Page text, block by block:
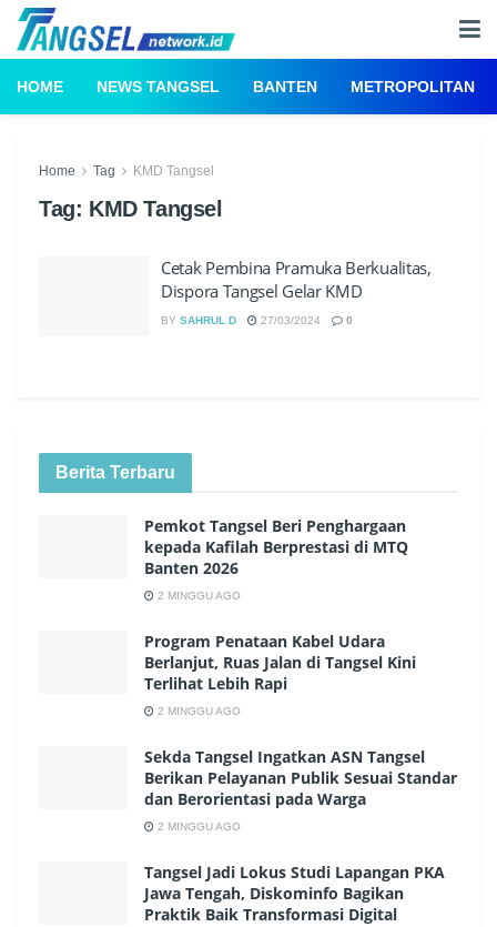
HOME NEWS TANGSEL BANTEN METROPOLITAN
Home Tag KMD Tangsel
Tag: KMD Tangsel
Cetak Pembina Pramuka Berkualitas,
Dispora Tangsel Gelar KMD
BY SAHRUL D 27/03/2024 0
Berita Terbaru
Pemkot Tangsel Beri Penghargaan
kepada Kafilah Berprestasi di MTQ
Banten 2026
2 MINGGU AGO
Program Penataan Kabel Udara
Berlanjut, Ruas Jalan di Tangsel Kini
Terlihat Lebih Rapi
2 MINGGU AGO
Sekda Tangsel Ingatkan ASN Tangsel
Berikan Pelayanan Publik Sesuai Standar
dan Berorientasi pada Warga
2 MINGGU AGO
Tangsel Jadi Lokus Studi Lapangan PKA
Jawa Tengah, Diskominfo Bagikan
Praktik Baik Transformasi Digital